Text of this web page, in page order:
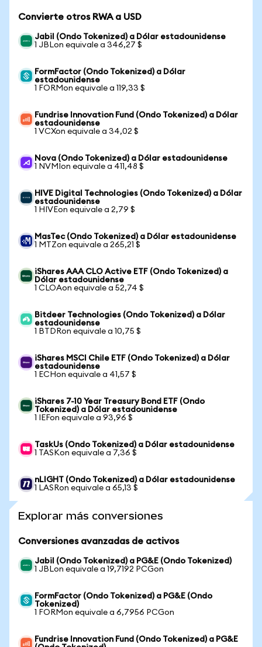
Convierte otros RWA a USD
Jabil (Ondo Tokenized) a Dólar estadounidense
1 JBLon equivale a 346,27 $
FormFactor (Ondo Tokenized) a Dólar
estadounidense
1 FORMon equivale a 119,33 $
Fundrise Innovation Fund (Ondo Tokenized) a Dólar
estadounidense
1 VCXon equivale a 34,02 $
Nova (Ondo Tokenized) a Dólar estadounidense
1 NVMIon equivale a 411,48 $
HIVE Digital Technologies (Ondo Tokenized) a Dólar
estadounidense
1 HIVEon equivale a 2,79 $
MasTec (Ondo Tokenized) a Dólar estadounidense
1 MTZon equivale a 265,21 $
iShares AAA CLO Active ETF (Ondo Tokenized) a
Dólar estadounidense
1 CLOAon equivale a 52,74 $
Bitdeer Technologies (Ondo Tokenized) a Dólar
estadounidense
1 BTDRon equivale a 10,75 $
iShares MSCI Chile ETF (Ondo Tokenized) a Dólar
estadounidense
1 ECHon equivale a 41,57 $
iShares 7-10 Year Treasury Bond ETF (Ondo
Tokenized) a Dólar estadounidense
1 IEFon equivale a 93,96 $
TaskUs (Ondo Tokenized) a Dólar estadounidense
1 TASKon equivale a 7,36 $
nLIGHT (Ondo Tokenized) a Dólar estadounidense
1 LASRon equivale a 65,13 $
Explorar más conversiones
Conversiones avanzadas de activos
Jabil (Ondo Tokenized) a PG&E (Ondo Tokenized)
1 JBLon equivale a 19,7192 PCGon
FormFactor (Ondo Tokenized) a PG&E (Ondo
Tokenized)
1 FORMon equivale a 6,7956 PCGon
Fundrise Innovation Fund (Ondo Tokenized) a PG&E